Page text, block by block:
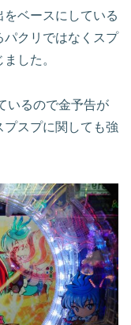
ベースにしている
パクリではなくスプ
した。
いるので金予告が
スプに関しても強